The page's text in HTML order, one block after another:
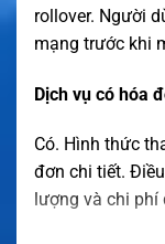
rollover. Người
mạng trước khi
Dịch vụ có hóa
Có. Hình thức
đơn chi tiết.
lượng và chi phí